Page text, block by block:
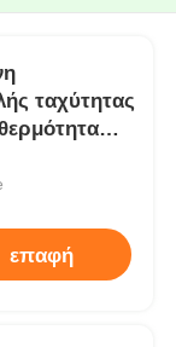
ταχύτητας
επαφή